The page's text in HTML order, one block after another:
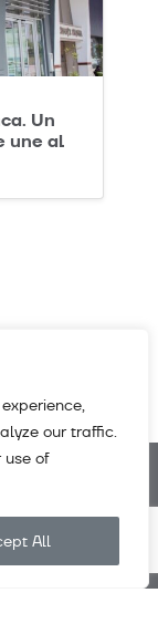
our traffic.
use of
All
Un
une al